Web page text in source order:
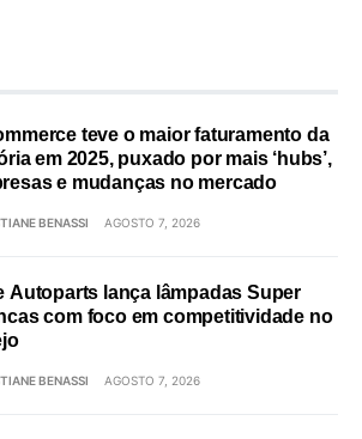
teve o maior faturamento da
em 2025, puxado por mais ‘hubs’,
e mudanças no mercado
BENASSI AGOSTO 7, 2026
Autoparts lança lâmpadas Super
com foco em competitividade no
BENASSI AGOSTO 7, 2026